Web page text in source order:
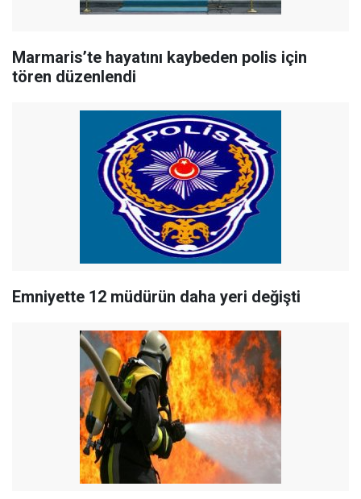
Marmaris’te hayatını kaybeden polis için
tören düzenlendi
Emniyette 12 müdürün daha yeri değişti